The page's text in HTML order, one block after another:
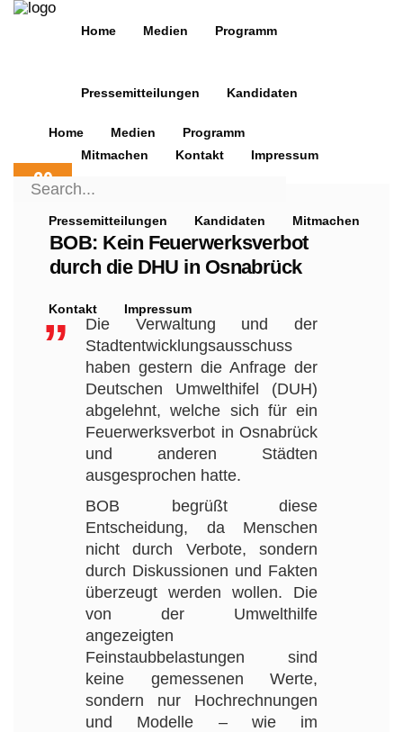
Home Medien Programm
Pressemitteilungen Kandidaten Mitmachen
Kontakt Impressum
Search
Home Medien Programm
Pressemitteilungen Kandidaten
Mitmachen Kontakt Impressum
29
NOV.
2019
BOB: Kein Feuerwerksverbot
durch die DHU in Osnabrück
Die Verwaltung und der
Stadtentwicklungsausschuss
haben gestern die Anfrage der
Deutschen Umwelthifel (DUH)
abgelehnt, welche sich für ein
Feuerwerksverbot in Osnabrück
und anderen Städten
ausgesprochen hatte.
BOB begrüßt diese
Entscheidung, da Menschen
nicht durch Verbote, sondern
durch Diskussionen und Fakten
überzeugt werden wollen. Die
von der Umwelthilfe
angezeigten
Feinstaubbelastungen sind
keine gemessenen Werte,
sondern nur Hochrechnungen
und Modelle – wie im